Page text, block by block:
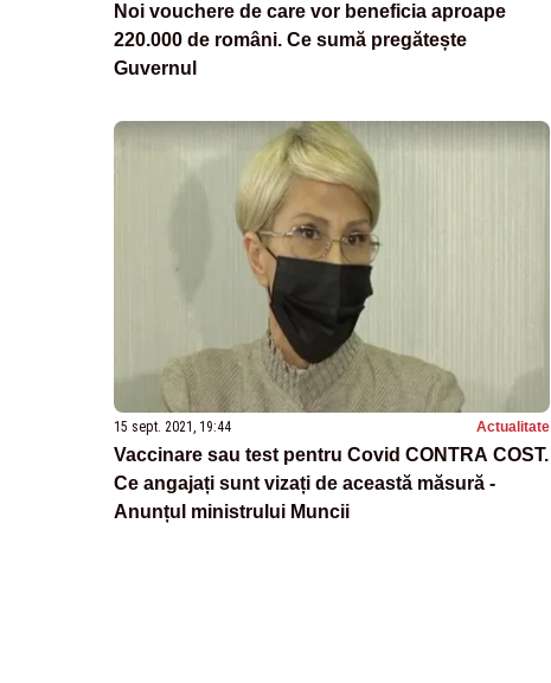
Noi vouchere de care vor beneficia aproape
220.000 de români. Ce sumă pregătește
Guvernul
15 sept. 2021, 19:44 Actualitate
Vaccinare sau test pentru Covid CONTRA COST.
Ce angajați sunt vizați de această măsură -
Anunțul ministrului Muncii